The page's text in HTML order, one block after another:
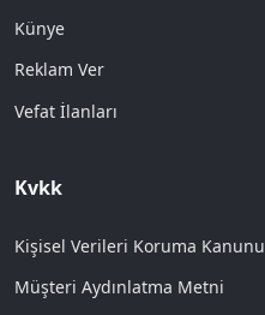
Künye
Reklam Ver
Vefat İlanları
Kvkk
Kişisel Verileri Koruma Kanunu
Müşteri Aydınlatma Metni